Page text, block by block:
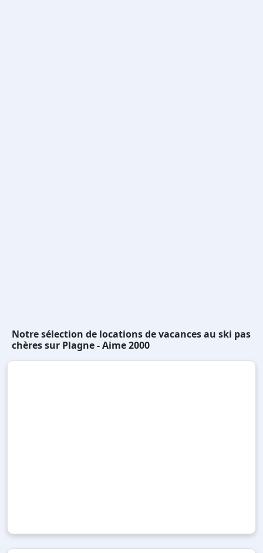
Notre sélection de locations de vacances au ski pas
chères sur Plagne - Aime 2000